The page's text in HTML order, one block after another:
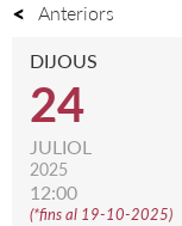
Anteriors
DIJOUS
24
JULIOL
2025
12:00
(*fins al 19-10-2025)